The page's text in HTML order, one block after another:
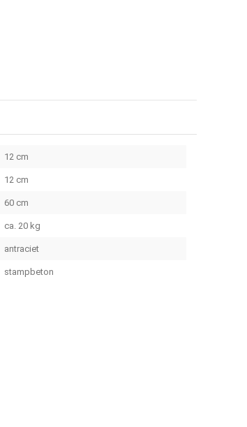
12 cm
12 cm
60 cm
ca. 20 kg
antraciet
stampbeton